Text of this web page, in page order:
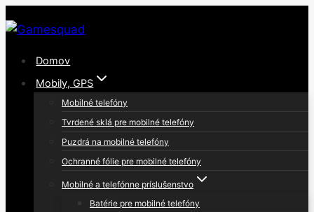
to
Domov
Mobily, GPS
Mobilné telefóny
Tvrdené sklá pre mobilné telefóny
Puzdrá na mobilné telefóny
Ochranné fólie pre mobilné telefóny
Mobilné a telefónne príslušenstvo
Batérie pre mobilné telefóny